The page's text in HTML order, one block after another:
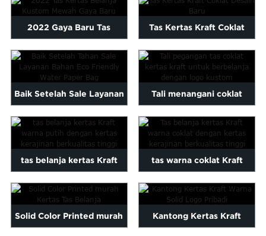
Burmese
Sinhala
Samoan
Sundanese
Zulu
Chr...
Foil Panas
2022 Gaya Baru Tas
Belanja Kustom Mewah ...
Tas Kertas Kraft Coklat
Desain Baru
Baik Setelah Sale Layanan
Bahan Eco Friendly W ...
Tali menangani coklat
kantong kertas kraft untuk
belanja ...
tas belanja kertas Kraft
warna putih dengan ...
tas warna coklat Kraft
belanja kertas dengan
tinggi ...
Solid Color Printed murah
Kantong Kertas Kraft